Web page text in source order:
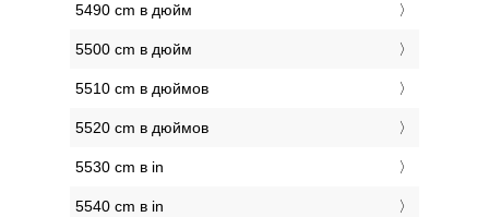
5490 cm в дюйм
5500 cm в дюйм
5510 cm в дюймов
5520 cm в дюймов
5530 cm в in
5540 cm в in